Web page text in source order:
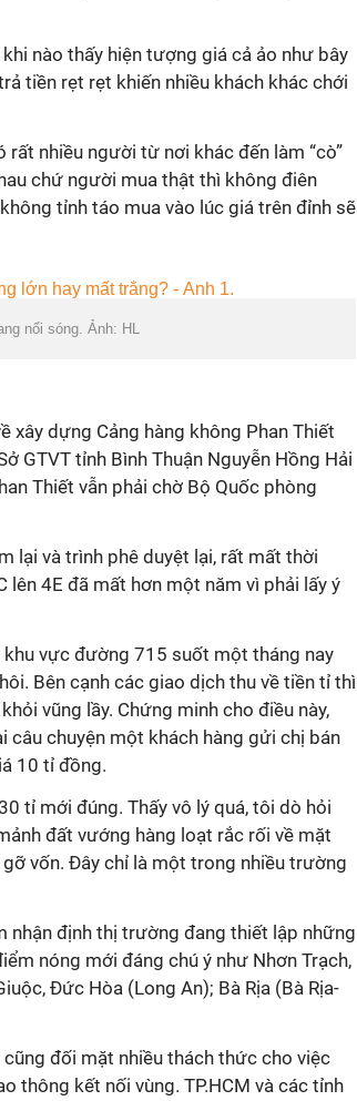
nào thấy hiện tượng giá cả ảo như bây
tiền rẹt rẹt khiến nhiều khách khác chới
nhiều người từ nơi khác đến làm “cò”
chứ người mua thật thì không điên
tỉnh táo mua vào lúc giá trên đỉnh sẽ
nổi sóng. Ảnh: HL
xây dựng Cảng hàng không Phan Thiết
GTVT tỉnh Bình Thuận Nguyễn Hồng Hải
Thiết vẫn phải chờ Bộ Quốc phòng
lại và trình phê duyệt lại, rất mất thời
4E đã mất hơn một năm vì phải lấy ý
khu vực đường 715 suốt một tháng nay
Bên cạnh các giao dịch thu về tiền tỉ thì
vũng lầy. Chứng minh cho điều này,
câu chuyện một khách hàng gửi chị bán
10 tỉ đồng.
tỉ mới đúng. Thấy vô lý quá, tôi dò hỏi
đất vướng hàng loạt rắc rối về mặt
vốn. Đây chỉ là một trong nhiều trường
nhận định thị trường đang thiết lập những
nóng mới đáng chú ý như Nhơn Trạch,
Đức Hòa (Long An); Bà Rịa (Bà Rịa-
đối mặt nhiều thách thức cho việc
thông kết nối vùng. TP.HCM và các tỉnh